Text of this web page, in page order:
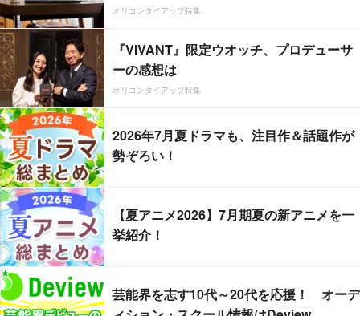
オリコンタイアップ特集
『VIVANT』限定ウオッチ、プロデューサ
ーの感想は
オリコンタイアップ特集
2026年7月夏ドラマも、注目作＆話題作が
勢ぞろい！
【夏アニメ2026】7月期夏の新アニメを一
挙紹介！
芸能界を志す10代～20代を応援！ オーデ